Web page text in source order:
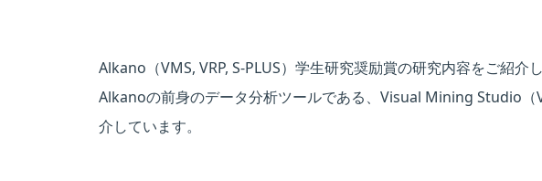
Alkano（VMS, VRP, S-PLUS）学生研究奨励賞の研究内容をご紹介し
Alkanoの前身のデータ分析ツールである、Visual Mining Studio（
介しています。